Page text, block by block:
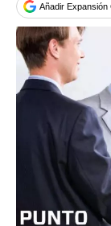
Añadir